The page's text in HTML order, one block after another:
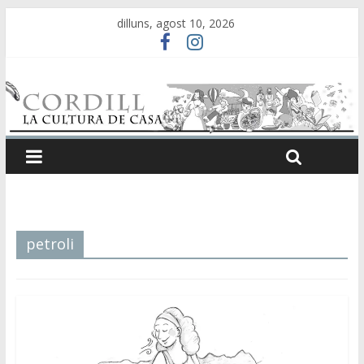
dilluns, agost 10, 2026
petroli